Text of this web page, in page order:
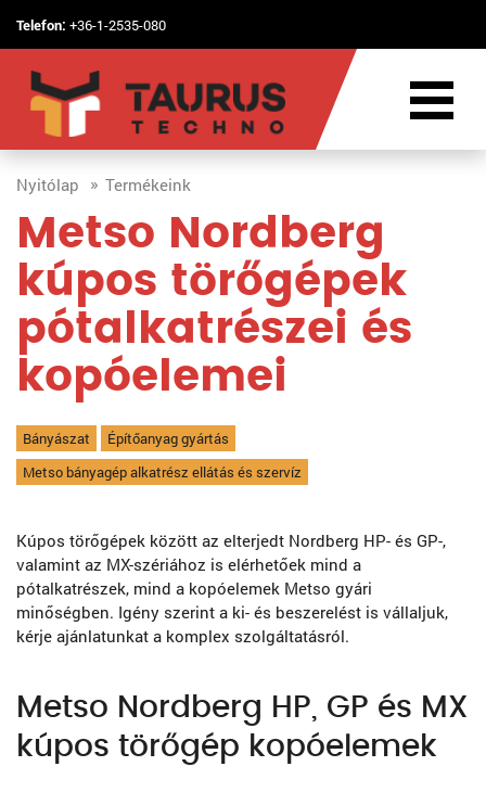
Telefon: +36-1-2535-080
Nyitólap Termékeink
Metso Nordberg
kúpos törőgépek
pótalkatrészei és
kopóelemei
Bányászat
Építőanyag gyártás
Metso bányagép alkatrész ellátás és szervíz
Kúpos törőgépek között az elterjedt Nordberg HP- és GP-,
valamint az MX-szériához is elérhetőek mind a
pótalkatrészek, mind a kopóelemek Metso gyári
minőségben. Igény szerint a ki- és beszerelést is vállaljuk,
kérje ajánlatunkat a komplex szolgáltatásról.
Metso Nordberg HP, GP és MX
kúpos törőgép kopóelemek